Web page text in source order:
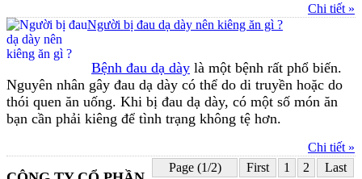
Chi tiết »
Người bị đau dạ dày nên kiêng ăn gì ?
Bệnh đau dạ dày là một bệnh rất phổ biến.
Nguyên nhân gây đau dạ dày có thể do di truyền hoặc do
thói quen ăn uống. Khi bị đau dạ dày, có một số món ăn
bạn cần phải kiêng để tình trạng không tệ hơn.
Chi tiết »
Page (1/2)
First 1 2 Last